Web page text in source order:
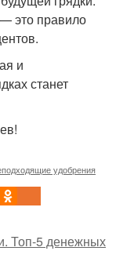
это правило
и
станет
удобрения